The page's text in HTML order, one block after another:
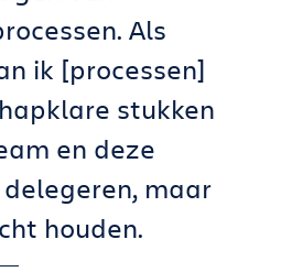
Als
ik [processen]
stukken
en deze
maar
houden.